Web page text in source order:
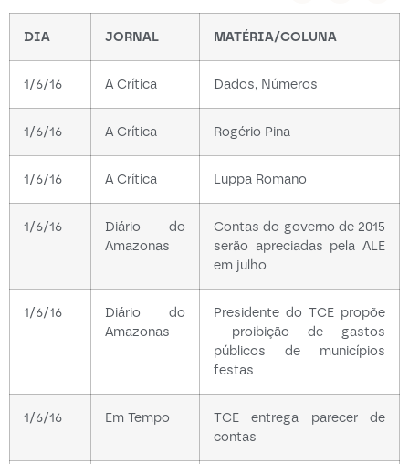
DIA JORNAL MATÉRIA/COLUNA
1/6/16 A Crítica Dados, Números
1/6/16 A Crítica Rogério Pina
1/6/16 A Crítica Luppa Romano
1/6/16
Diário do
Amazonas
Contas do governo de 2015
serão apreciadas pela ALE
em julho
1/6/16
Diário do
Amazonas
Presidente do TCE propõe
proibição de gastos
públicos de municípios
festas
1/6/16 Em Tempo
TCE entrega parecer de
contas